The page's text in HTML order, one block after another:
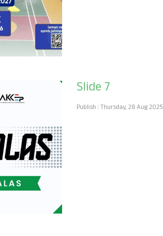
Slide 7
Publish : Thursday, 28 Aug 2025